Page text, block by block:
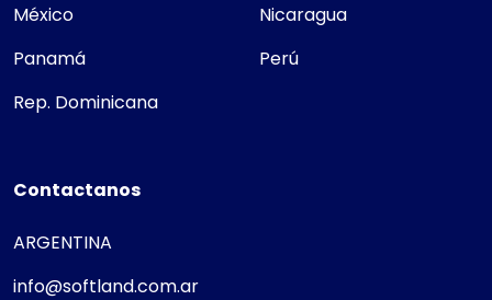
México
Nicaragua
Panamá
Perú
Rep. Dominicana
Contactanos
ARGENTINA
info@softland.com.ar